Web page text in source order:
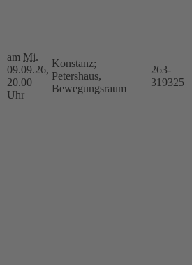
am Mi.
09.09.26,
20.00
Uhr
Konstanz;
Petershaus,
Bewegungsraum
263-
319325